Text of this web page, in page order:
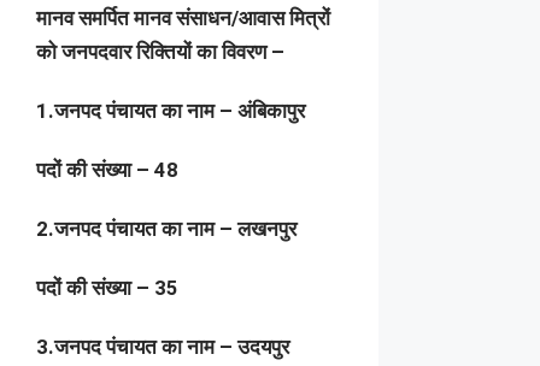
मानव समर्पित मानव संसाधन/आवास मित्रों
को जनपदवार रिक्तियों का विवरण –
1.जनपद पंचायत का नाम – अंबिकापुर
पदों की संख्या – 48
2.जनपद पंचायत का नाम – लखनपुर
पदों की संख्या – 35
3.जनपद पंचायत का नाम – उदयपुर